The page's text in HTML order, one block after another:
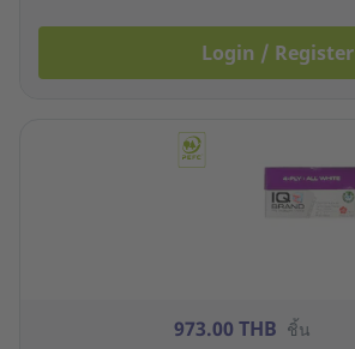
Login / Register
973.00 THB ชิ้น